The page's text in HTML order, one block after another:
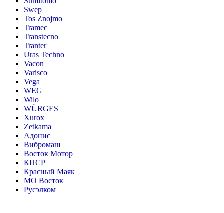
Swep
Tos Znojmo
Tramec
Transtecno
Tranter
Uras Techno
Vacon
Varisco
Vega
WEG
Wilo
WÜRGES
Xurox
Zetkama
Адонис
Вибромаш
Восток Мотор
КПСР
Красный Маяк
МО Восток
Русэлком